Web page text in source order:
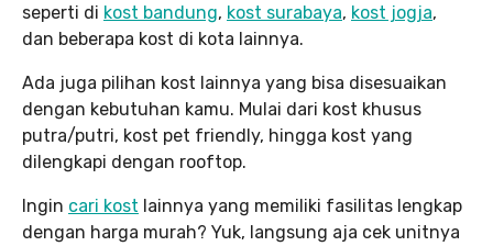
seperti di kost bandung, kost surabaya, kost jogja,
dan beberapa kost di kota lainnya.
Ada juga pilihan kost lainnya yang bisa disesuaikan
dengan kebutuhan kamu. Mulai dari kost khusus
putra/putri, kost pet friendly, hingga kost yang
dilengkapi dengan rooftop.
Ingin cari kost lainnya yang memiliki fasilitas lengkap
dengan harga murah? Yuk, langsung aja cek unitnya